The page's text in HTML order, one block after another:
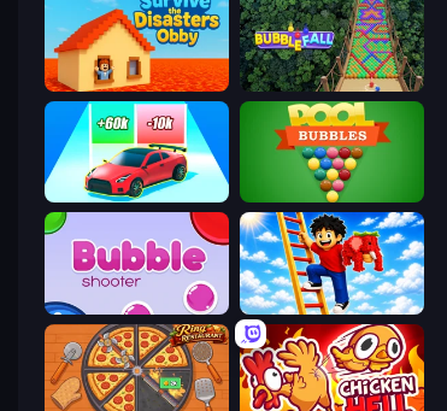
Survive the Disasters: Obby Bubble Fall
Pool Bubbles
Bubble Shooter Ladder to Brainhot: Climb